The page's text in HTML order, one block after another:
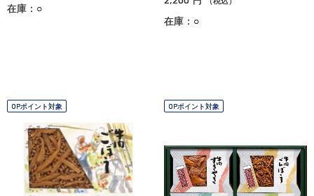
在庫：○
在庫：○
OPポイント対象 OPポイント対象